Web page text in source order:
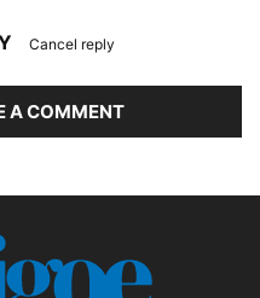
Cancel reply
A COMMENT